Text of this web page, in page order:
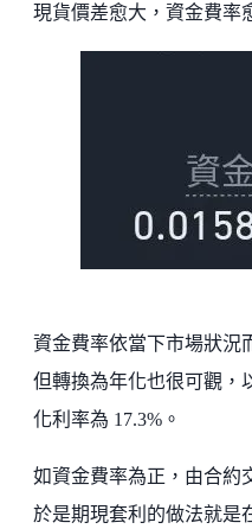
現貨價差愈大，資金費率
資金費率依當下市場狀況
但轉換為年化也很可觀，
化利率為 17.3%。
如資金費率為正，由合約
於是期現套利的做法就是